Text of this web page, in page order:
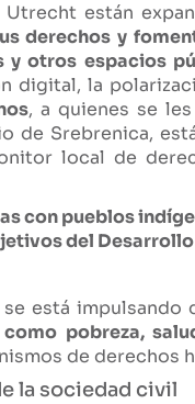
Utrecht están
derechos y
y otros espacios
digital, la
, a quienes se
de Srebrenica,
local de
con pueblos
del
está impulsando
pobreza,
de derechos
la sociedad civil